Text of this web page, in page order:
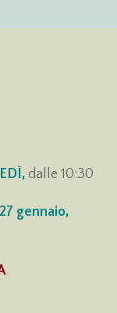
dalle 10:30
gennaio,